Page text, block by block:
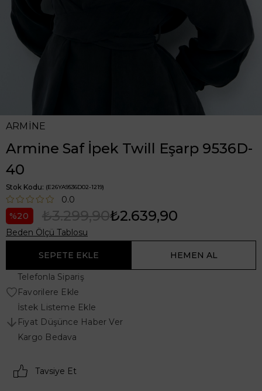
ARMİNE
Armine Saf İpek Twill Eşarp 9536D-
40
Stok Kodu (E26YA9536D02-1219)
0.0
20
₺3.299,90₺2.639,90
Beden Ölçü Tablosu
Telefonla Sipariş
Favorilere Ekle
İstek Listeme Ekle
Fiyat Düşünce Haber Ver
Kargo Bedava
Tavsiye Et